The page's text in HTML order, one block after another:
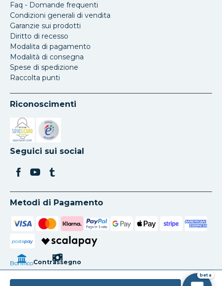
Faq - Domande frequenti
Condizioni generali di vendita
Garanzie sui prodotti
Diritto di recesso
Modalita di pagamento
Modalità di consegna
Spese di spedizione
Raccolta punti
Riconoscimenti
Si apre in una nuova scheda
Si apre in una nuova scheda
Seguici sui social
Metodi di Pagamento
postepay
BonificoContrassegno
beta